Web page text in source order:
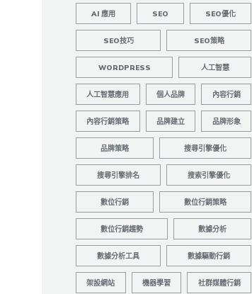
AI 應用 SEO SEO優化
SEO技巧 SEO策略
WORDPRESS 人工智慧
人工智慧應用 個人品牌 內容行銷
內容行銷策略 品牌建立 品牌形象
品牌策略 搜尋引擎優化
搜尋引擎排名 搜索引擎優化
數位行銷 數位行銷策略
數位行銷趨勢 數據分析
數據分析工具 數據驅動行銷
架設網站 機器學習 社群媒體行銷